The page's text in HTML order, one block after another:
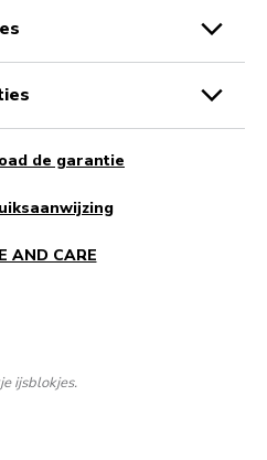
de garantie
AND CARE
ijsblokjes.